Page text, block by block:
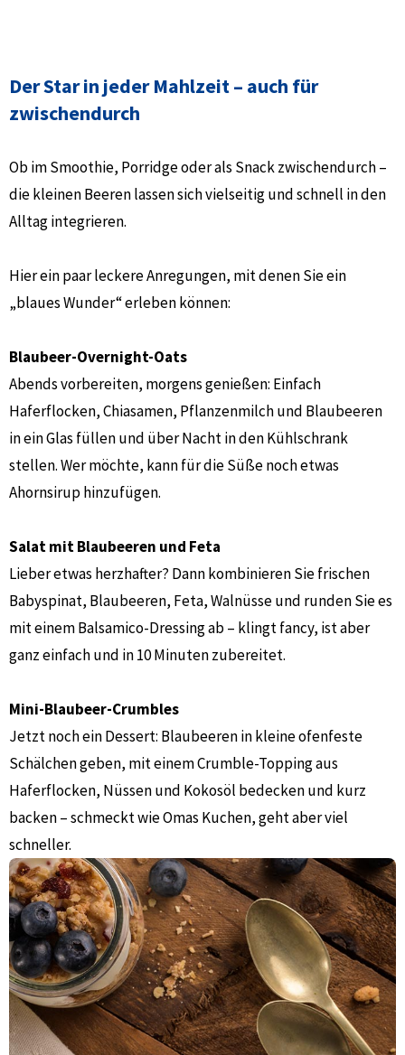
Der Star in jeder Mahlzeit – auch für
zwischendurch
Ob im Smoothie, Porridge oder als Snack zwischendurch –
die kleinen Beeren lassen sich vielseitig und schnell in den
Alltag integrieren.
Hier ein paar leckere Anregungen, mit denen Sie ein
„blaues Wunder“ erleben können:
Blaubeer-Overnight-Oats
Abends vorbereiten, morgens genießen: Einfach
Haferflocken, Chiasamen, Pflanzenmilch und Blaubeeren
in ein Glas füllen und über Nacht in den Kühlschrank
stellen. Wer möchte, kann für die Süße noch etwas
Ahornsirup hinzufügen.
Salat mit Blaubeeren und Feta
Lieber etwas herzhafter? Dann kombinieren Sie frischen
Babyspinat, Blaubeeren, Feta, Walnüsse und runden Sie es
mit einem Balsamico-Dressing ab – klingt fancy, ist aber
ganz einfach und in 10 Minuten zubereitet.
Mini-Blaubeer-Crumbles
Jetzt noch ein Dessert: Blaubeeren in kleine ofenfeste
Schälchen geben, mit einem Crumble-Topping aus
Haferflocken, Nüssen und Kokosöl bedecken und kurz
backen – schmeckt wie Omas Kuchen, geht aber viel
schneller.